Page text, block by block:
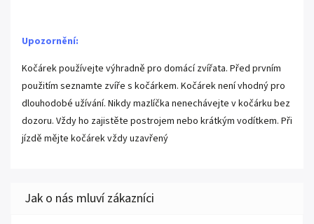
Upozornění:
Kočárek používejte výhradně pro domácí zvířata. Před prvním
použitím seznamte zvíře s kočárkem. Kočárek není vhodný pro
dlouhodobé užívání. Nikdy mazlíčka nenechávejte v kočárku bez
dozoru. Vždy ho zajistěte postrojem nebo krátkým vodítkem. Při
jízdě mějte kočárek vždy uzavřený